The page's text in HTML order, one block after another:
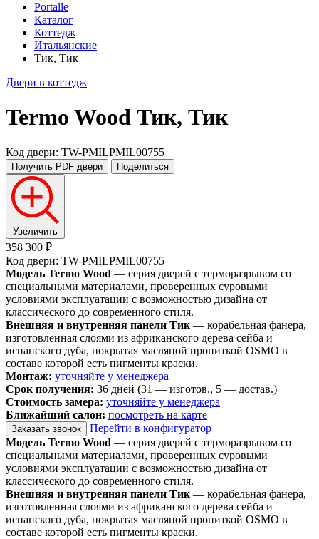
Portalle
Каталог
Коттедж
Итальянские
Тик, Тик
Двери в коттедж
Termo Wood Тик, Тик
Код двери: TW-PMILPMIL00755
Получить PDF двери Поделиться
Увеличить
358 300 ₽
Код двери: TW-PMILPMIL00755
Модель Termo Wood — серия дверей с терморазрывом со
специальными материалами, проверенных суровыми
условиями эксплуатации с возможностью дизайна от
классического до современного стиля.
Внешняя и внутренняя панели Тик — корабельная фанера,
изготовленная слоями из африканского дерева сейба и
испанского дуба, покрытая масляной пропиткой OSMO в
составе которой есть пигменты краски.
Монтаж: уточняйте у менеджера
Срок получения: 36 дней (31 — изготов., 5 — достав.)
Стоимость замера: уточняйте у менеджера
Ближайший салон: посмотреть на карте
Заказать звонок
Перейти в конфигуратор
Модель Termo Wood — серия дверей с терморазрывом со
специальными материалами, проверенных суровыми
условиями эксплуатации с возможностью дизайна от
классического до современного стиля.
Внешняя и внутренняя панели Тик — корабельная фанера,
изготовленная слоями из африканского дерева сейба и
испанского дуба, покрытая масляной пропиткой OSMO в
составе которой есть пигменты краски.